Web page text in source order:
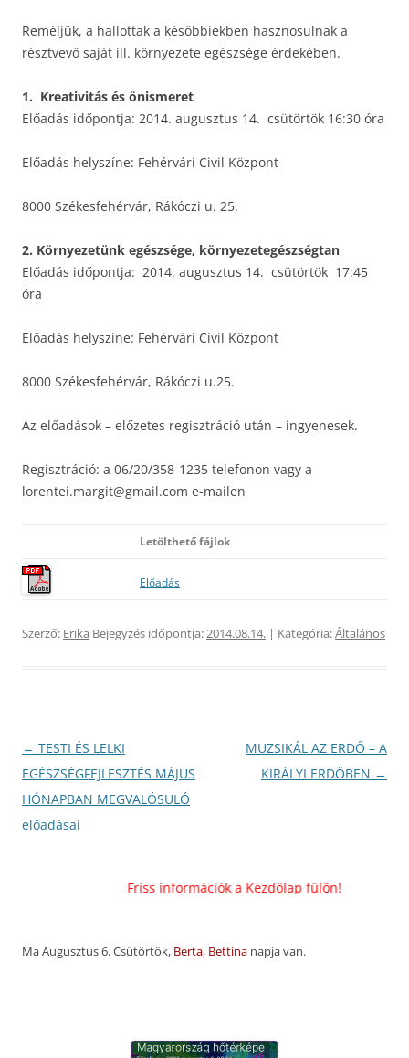
Reméljük, a hallottak a későbbiekben hasznosulnak a
résztvevő saját ill. környezete egészsége érdekében.
1. Kreativitás és önismeret
Előadás időpontja: 2014. augusztus 14. csütörtök 16:30 óra
Előadás helyszíne: Fehérvári Civil Központ
8000 Székesfehérvár, Rákóczi u. 25.
2. Környezetünk egészsége, környezetegészségtan
Előadás időpontja: 2014. augusztus 14. csütörtök 17:45
óra
Előadás helyszíne: Fehérvári Civil Központ
8000 Székesfehérvár, Rákóczi u.25.
Az előadások – előzetes regisztráció után – ingyenesek.
Regisztráció: a 06/20/358-1235 telefonon vagy a
lorentei.margit@gmail.com e-mailen
Letölthető fájlok
Előadás
Szerző: Erika Bejegyzés időpontja: 2014.08.14. | Kategória:Általános
Bejegyzés
navigáció
← TESTI ÉS LELKI
EGÉSZSÉGFEJLESZTÉS MÁJUS
HÓNAPBAN MEGVALÓSULÓ
előadásai
MUZSIKÁL AZ ERDŐ – A
KIRÁLYI ERDŐBEN →
Friss információk a Kezdőlap fülön!
Ma Augusztus 6. Csütörtök, Berta, Bettina napja van.